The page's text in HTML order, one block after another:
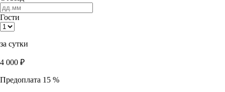
Гости
за сутки
4 000 ₽
Предоплата 15 %